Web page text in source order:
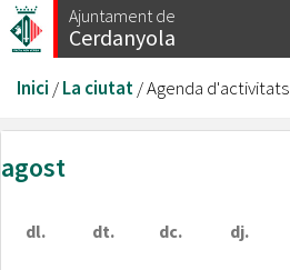
Vés
al
Ajuntament de
Cerdanyola
Esteu
aquí
Inici /La ciutat/Agenda d'activitats
agost
dl. dt. dc. dj.